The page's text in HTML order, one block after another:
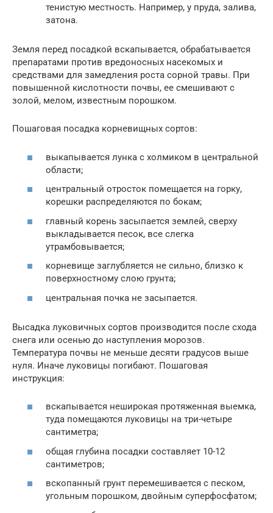
тенистую местность. Например, у пруда, залива,
затона.
Земля перед посадкой вскапывается, обрабатывается
препаратами против вредоносных насекомых и
средствами для замедления роста сорной травы. При
повышенной кислотности почвы, ее смешивают с
золой, мелом, известным порошком.
Пошаговая посадка корневищных сортов:
выкапывается лунка с холмиком в центральной
области;
центральный отросток помещается на горку,
корешки распределяются по бокам;
главный корень засыпается землей, сверху
выкладывается песок, все слегка
утрамбовывается;
корневище заглубляется не сильно, близко к
поверхностному слою грунта;
центральная почка не засыпается.
Высадка луковичных сортов производится после схода
снега или осенью до наступления морозов.
Температура почвы не меньше десяти градусов выше
нуля. Иначе луковицы погибают. Пошаговая
инструкция:
вскапывается неширокая протяженная выемка,
туда помещаются луковицы на три-четыре
сантиметра;
общая глубина посадки составляет 10-12
сантиметров;
вскопанный грунт перемешивается с песком,
угольным порошком, двойным суперфосфатом;